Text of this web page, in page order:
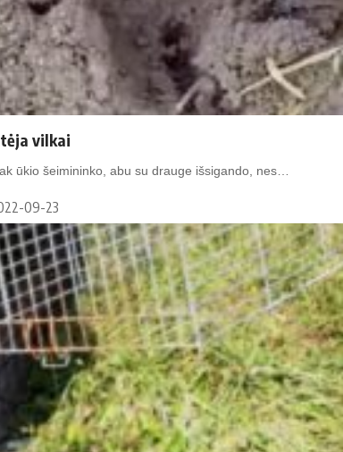
vilkai
ūkio šeimininko, abu su drauge išsigando, nes…
09-23